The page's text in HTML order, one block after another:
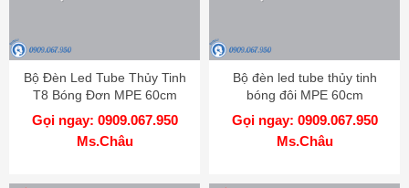
Bộ Đèn Led Tube Thủy Tinh
T8 Bóng Đơn MPE 60cm
Gọi ngay: 0909.067.950
Ms.Châu
Bộ đèn led tube thủy tinh
bóng đôi MPE 60cm
Gọi ngay: 0909.067.950
Ms.Châu